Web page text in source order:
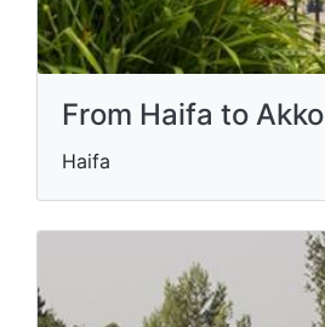
From Haifa to Akko
Haifa